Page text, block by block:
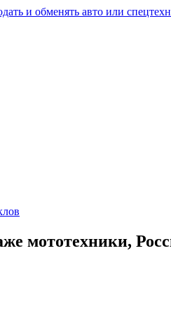
мототехники,